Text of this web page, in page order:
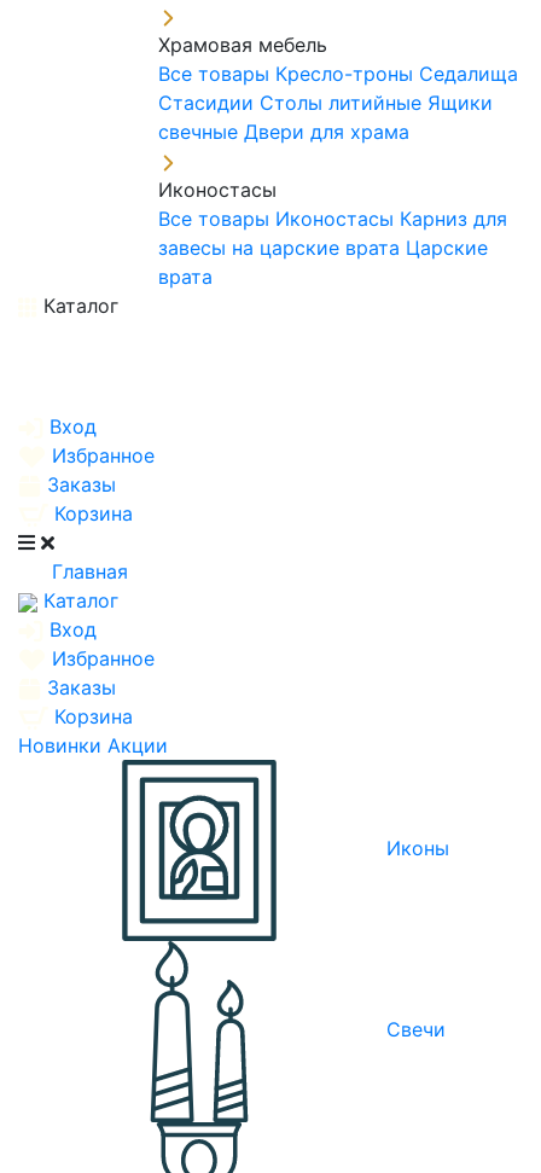
Храмовая мебель
Все товары Кресло-троны Седалища
Стасидии Столы литийные Ящики
свечные Двери для храма
Иконостасы
Все товары Иконостасы Карниз для
завесы на царские врата Царские
врата
Каталог
Вход
Избранное
Заказы
Корзина
Главная
Каталог
Вход
Избранное
Заказы
Корзина
Новинки Акции
Иконы
Свечи